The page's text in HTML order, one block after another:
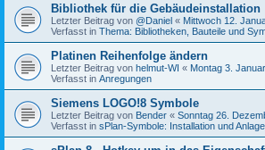
Bibliothek für die Gebäudeinstallation
Letzter Beitrag von @Daniel « Mittwoch 12.
Verfasst in Thema: Bibliotheken, Bauteile und
Platinen Reihenfolge ändern
Letzter Beitrag von helmut-WI « Montag 3.
Verfasst in Anregungen
Siemens LOGO!8 Symbole
Letzter Beitrag von Bender « Sonntag 26.
Verfasst in sPlan-Symbole: Installation und